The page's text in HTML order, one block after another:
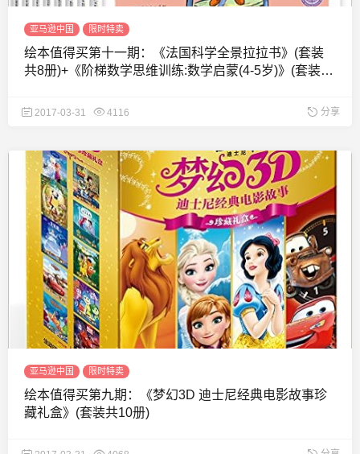
亚马逊中国 限时特卖
绘本值得买第十一期：《法国科学全景拉拉书》(套装
共8册)+《阶梯数学思维训练:数学启蒙(4-5岁)》(套装共
2017-03-31 4116 分享
亚马逊中国 限时特卖
绘本值得买第九期：《梦幻3D 迪士尼经典电影故事珍
藏礼盒》(套装共10册)